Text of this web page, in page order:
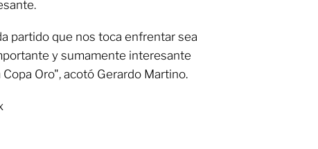
partido que nos toca enfrentar sea
y sumamente interesante
Oro", acotó Gerardo Martino.